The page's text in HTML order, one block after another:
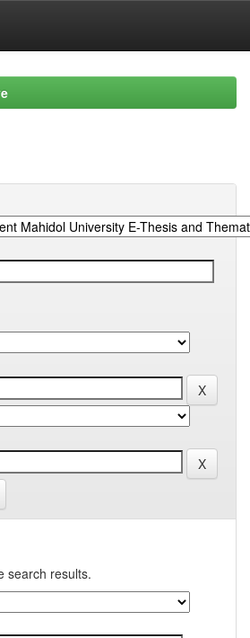
search results.